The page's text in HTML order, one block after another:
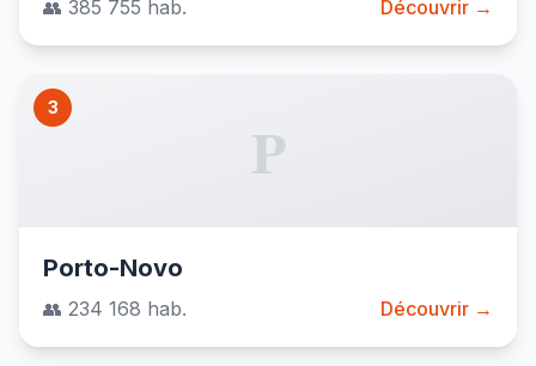
👥 385 755 hab. Découvrir →
3
P
Porto-Novo
👥 234 168 hab. Découvrir →